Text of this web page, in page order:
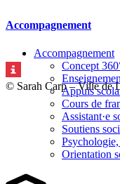
© Sarah Carp – Ville de
Accompagnement
Accompagnement
Concept
Appuis
Cours de
Assistant·e
Soutiens
Orientation